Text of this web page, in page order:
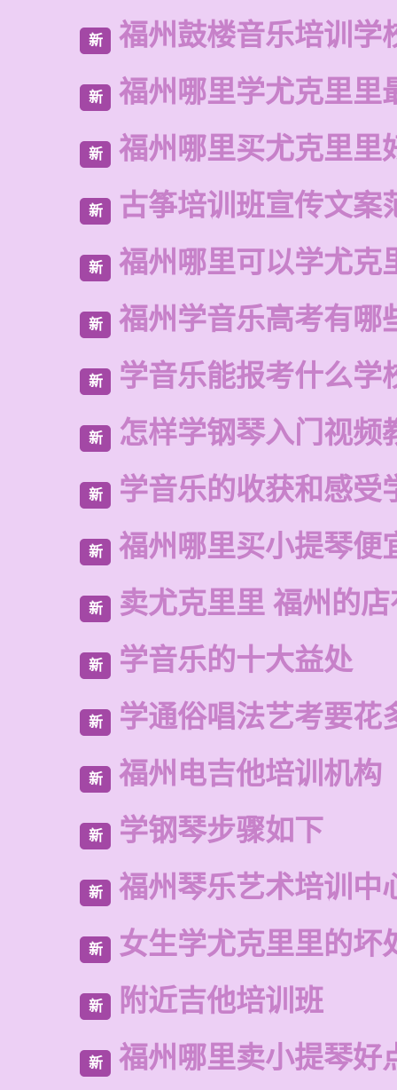
新 福州鼓楼音乐培训学
新 福州哪里学尤克里里
新 福州哪里买尤克里里
新 古筝培训班宣传文案
新 福州哪里可以学尤克
新 福州学音乐高考有哪
新 学音乐能报考什么学
新 怎样学钢琴入门视频
新 学音乐的收获和感受
新 福州哪里买小提琴便
新 卖尤克里里 福州的
新 学音乐的十大益处
新 学通俗唱法艺考要花
新 福州电吉他培训机构
新 学钢琴步骤如下
新 福州琴乐艺术培训中
新 女生学尤克里里的坏
新 附近吉他培训班
新 福州哪里卖小提琴好